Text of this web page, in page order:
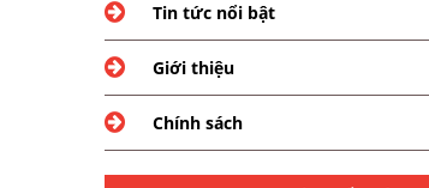
Tin tức nổi bật
Giới thiệu
Chính sách